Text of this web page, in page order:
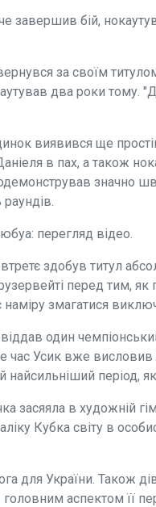
завершив бій,
за своїм
два роки тому.
виявився ще
в пах, а також
значно
раундів.
перегляд відео.
здобув титул
перед тим, як
змагатися
один
час Усик вже висловив
період,
засяяла в художній
Кубка світу в
для України. Також
аспектом її